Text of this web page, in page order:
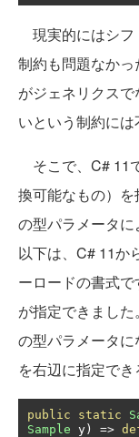
現実的にはシフ
制約も問題なか
がジェネリクス
いという制約には
そこで、C# 11
換可能なもの）
の型パラメータ
以下は、C# 11か
ーロードの書式
が指定できまし
の型パラメータ
を右辺に指定でき
public static
Sample y) =>